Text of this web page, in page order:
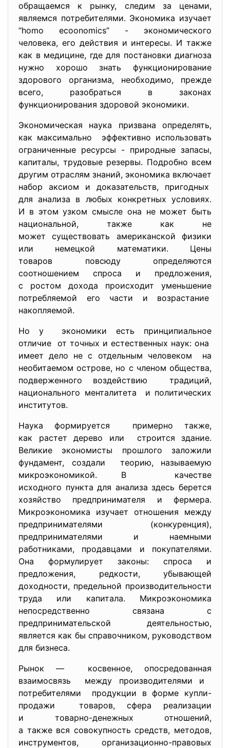
обращаемся к рынку, следим за ценами,
являемся потребителями. Экономика изучает
“homo ecoonomics” - экономического
человека, его действия и интересы. И также
как в медицине, где для постановки диагноза
нужно хорошо знать функционирование
здорового организма, необходимо, прежде
всего, разобраться в законах
функционирования здоровой экономики.
Экономическая наука призвана определять,
как максимально эффективно использовать
ограниченные ресурсы - природные запасы,
капиталы, трудовые резервы. Подробно всем
другим отраслям знаний, экономика включает
набор аксиом и доказательств, пригодных
для анализа в любых конкретных условиях.
И в этом узком смысле она не может быть
национальной, также как не
может существовать американской физики
или немецкой математики. Цены
товаров повсюду определяются
соотношением спроса и предложения,
с ростом дохода происходит уменьшение
потребляемой его части и возрастание
накопляемой.
Но у экономики есть принципиальное
отличие от точных и естественных наук: она
имеет дело не с отдельным человеком на
необитаемом острове, но с членом общества,
подверженного воздействию традиций,
национального менталитета и политических
институтов.
Наука формируется примерно также,
как растет дерево или строится здание.
Великие экономисты прошлого заложили
фундамент, создали теорию, называемую
микроэкономикой. В качестве
исходного пункта для анализа здесь берется
хозяйство предпринимателя и фермера.
Микроэкономика изучает отношения между
предпринимателями (конкуренция),
предпринимателями и наемными
работниками, продавцами и покупателями.
Она формулирует законы: спроса и
предложения, редкости, убывающей
доходности, предельной производительности
труда или капитала. Микроэкономика
непосредственно связана с
предпринимательской деятельностью,
является как бы справочником, руководством
для бизнеса.
Рынок — косвенное, опосредованная
взаимосвязь между производителями и
потребителями продукции в форме купли-
продажи товаров, сфера реализации
и товарно-денежных отношений,
а также вся совокупность средств, методов,
инструментов, организационно-правовых